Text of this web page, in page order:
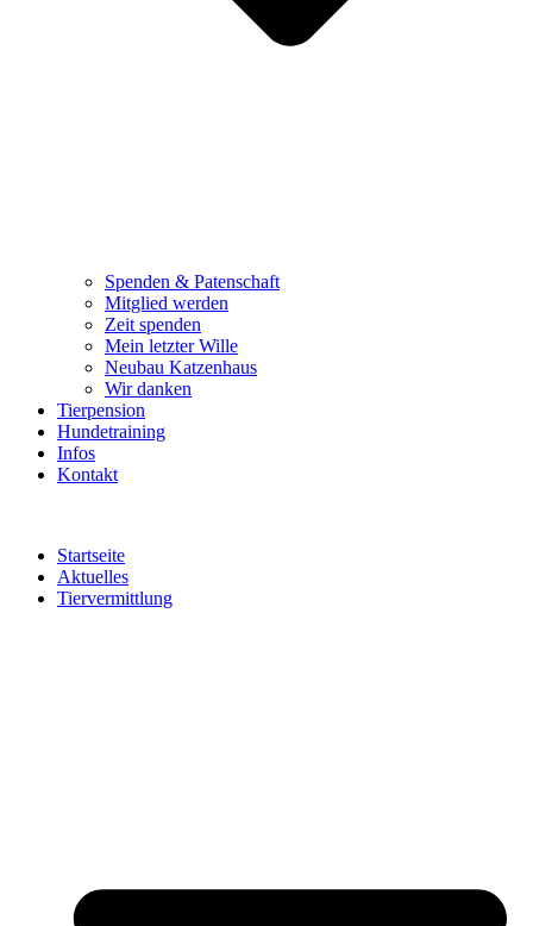
Spenden & Patenschaft
Mitglied werden
Zeit spenden
Mein letzter Wille
Neubau Katzenhaus
Wir danken
Tierpension
Hundetraining
Infos
Kontakt
Startseite
Aktuelles
Tiervermittlung